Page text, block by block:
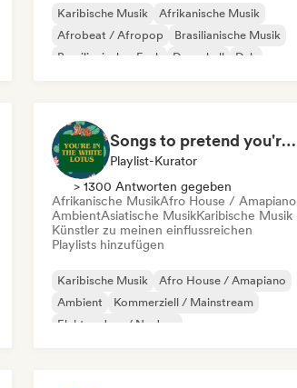
Karibische Musik
Afrikanische Musik
Afrobeat / Afropop
Brasilianische Musik
Brasilianischer Funk
Dancehall
Dub
Songs to pretend you're in The White Lotus
Playlist-Kurator
> 1300 Antworten gegeben
Afrikanische MusikAfro House / Amapiano
AmbientAsiatische MusikKaribische Musik
Künstler zu meinen einflussreichen
Playlists hinzufügen
Karibische Musik
Afro House / Amapiano
Ambient
Kommerziell / Mainstream
Elektro-Jazz / Nu Jazz